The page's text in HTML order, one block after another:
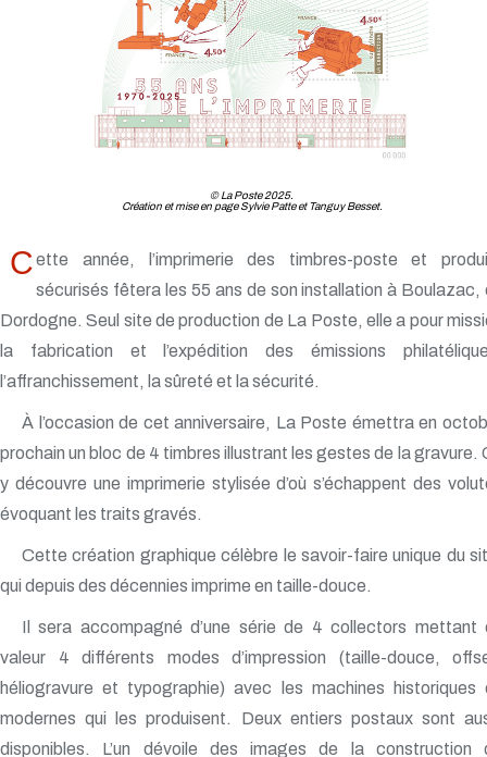
© La Poste 2025.
Création et mise en page Sylvie Patte et Tanguy Besset.
Cette année, l’imprimerie des timbres-poste et
sécurisés fêtera les 55 ans de son installation à Boulazac,
Dordogne. Seul site de production de La Poste, elle a pour
la fabrication et l’expédition des émissions
l’affranchissement, la sûreté et la sécurité.
À l’occasion de cet anniversaire, La Poste émettra en
prochain un bloc de 4 timbres illustrant les gestes de la gravure.
y découvre une imprimerie stylisée d’où s’échappent des
évoquant les traits gravés.
Cette création graphique célèbre le savoir-faire unique du
qui depuis des décennies imprime en taille-douce.
Il sera accompagné d’une série de 4 collectors mettant
valeur 4 différents modes d’impression (taille-douce,
héliogravure et typographie) avec les machines historiques
modernes qui les produisent. Deux entiers postaux sont
disponibles. L’un dévoile des images de la construction